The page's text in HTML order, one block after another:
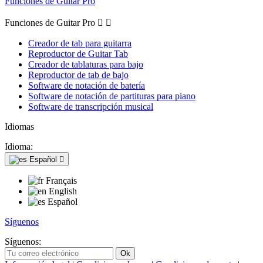
Funciones de Guitar Pro  
Creador de tab para guitarra
Reproductor de Guitar Tab
Creador de tablaturas para bajo
Reproductor de tab de bajo
Software de notación de batería
Software de notación de partituras para piano
Software de transcripción musical
Idiomas
Idioma:
Español 
Français
English
Español
Síguenos
Síguenos: